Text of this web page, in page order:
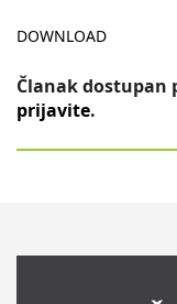
DOWNLOAD
Članak dostupan
prijavite.